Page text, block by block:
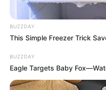
BUZZDAY
This Simple Freezer Trick
BUZZDAY
Eagle Targets Baby